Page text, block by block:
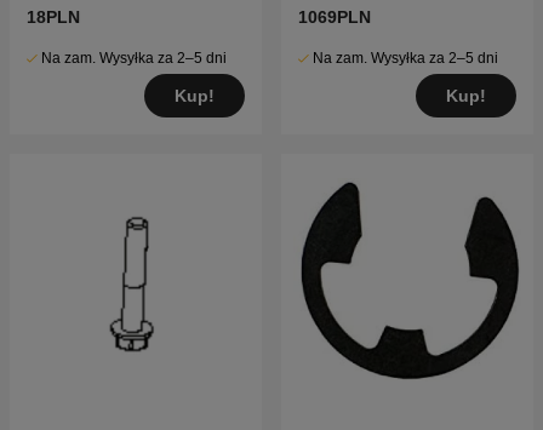
18PLN
Na zam. Wysyłka za 2–5 dni
Kup!
1069PLN
Na zam. Wysyłka za 2–5 dni
Kup!